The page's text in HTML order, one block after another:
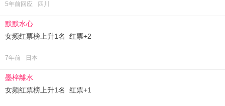
5年前回应 四川
默默水心
女频红票榜上升1名 红票+2
7年前 日本
墨梓離水
女频红票榜上升1名 红票+1